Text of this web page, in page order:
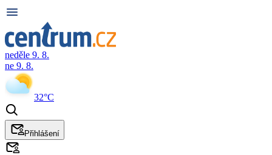
neděle 9. 8.
ne 9. 8.
32°C
Přihlášení